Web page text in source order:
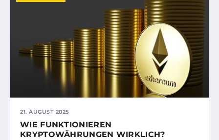
21. AUGUST 2025
WIE FUNKTIONIEREN
KRYPTOWÄHRUNGEN WIRKLICH?